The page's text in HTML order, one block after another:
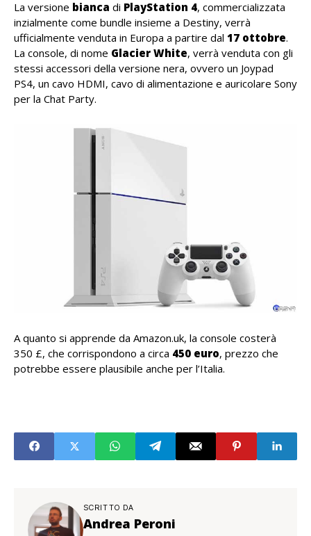
La versione bianca di PlayStation 4, commercializzata
inzialmente come bundle insieme a Destiny, verrà
ufficialmente venduta in Europa a partire dal 17 ottobre.
La console, di nome Glacier White, verrà venduta con gli
stessi accessori della versione nera, ovvero un Joypad
PS4, un cavo HDMI, cavo di alimentazione e auricolare Sony
per la Chat Party.
A quanto si apprende da Amazon.uk, la console costerà
350 £, che corrispondono a circa 450 euro, prezzo che
potrebbe essere plausibile anche per l’Italia.
SCRITTO DA
Andrea Peroni